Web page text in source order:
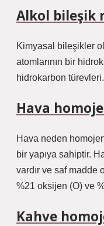
Alkol bileşik
Kimyasal bileşikler
atomlarının bir
hidrokarbon türevleri.
Hava
Hava neden
bir yapıya sahiptir.
vardır ve saf madde
%21 oksijen (O) ve
Kahve